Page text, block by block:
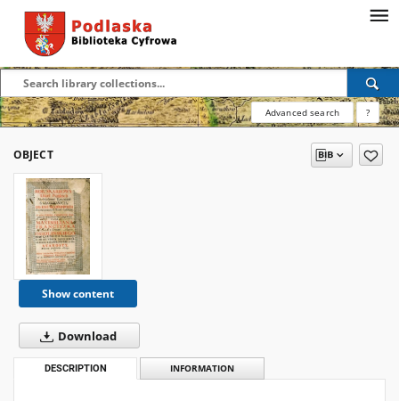
Advanced search ?
OBJECT
Show content
Download
DESCRIPTION INFORMATION